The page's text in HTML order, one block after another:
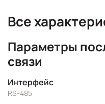
Все
Параметры
связи
Интерфейс
RS-485